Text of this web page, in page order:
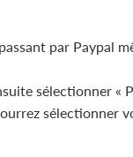
par Paypal
sélectionner «
sélectionner